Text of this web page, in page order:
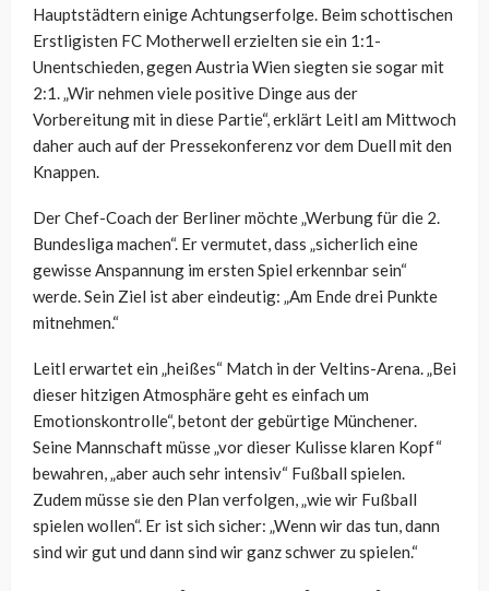
Hauptstädtern einige Achtungserfolge. Beim schottischen
Erstligisten FC Motherwell erzielten sie ein 1:1-
Unentschieden, gegen Austria Wien siegten sie sogar mit
2:1. „Wir nehmen viele positive Dinge aus der
Vorbereitung mit in diese Partie“, erklärt Leitl am Mittwoch
daher auch auf der Pressekonferenz vor dem Duell mit den
Knappen.
Der Chef-Coach der Berliner möchte „Werbung für die 2.
Bundesliga machen“. Er vermutet, dass „sicherlich eine
gewisse Anspannung im ersten Spiel erkennbar sein“
werde. Sein Ziel ist aber eindeutig: „Am Ende drei Punkte
mitnehmen.“
Leitl erwartet ein „heißes“ Match in der Veltins-Arena. „Bei
dieser hitzigen Atmosphäre geht es einfach um
Emotionskontrolle“, betont der gebürtige Münchener.
Seine Mannschaft müsse „vor dieser Kulisse klaren Kopf“
bewahren, „aber auch sehr intensiv“ Fußball spielen.
Zudem müsse sie den Plan verfolgen, „wie wir Fußball
spielen wollen“. Er ist sich sicher: „Wenn wir das tun, dann
sind wir gut und dann sind wir ganz schwer zu spielen.“